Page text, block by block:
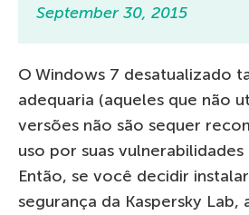
September 30, 2015
O Windows 7 desatualizado
adequaria (aqueles que não
versões não são sequer
uso por suas vulnerabilidades
Então, se você decidir
segurança da Kaspersky Lab,